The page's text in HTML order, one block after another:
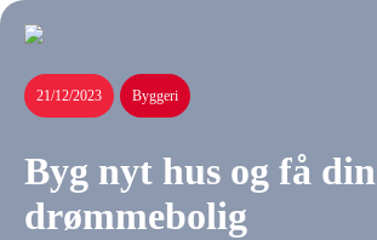
21/12/2023 Byggeri
Byg nyt hus og få din
drømmebolig